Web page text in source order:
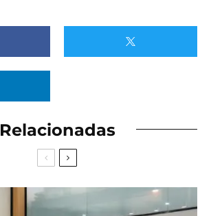
Relacionadas